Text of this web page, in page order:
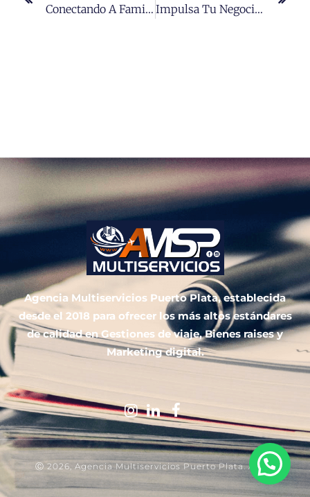
Conectando A Familias A Través De La Cultura: Guía De Visitas Adaptadas Impulsa Tu Negocio Al Siguiente Nivel Con Servicios Profesionales De SEO
Agencia Multiservicios Puerto Plata, establecida
desde el 2018 para ofrecer los más altos estándares
de calidad en Gestiones de viaje, Bienes raises y
Marketing digital.
Ⓒ 2026, Agencia Multiservicios Puerto Plata. AMSP